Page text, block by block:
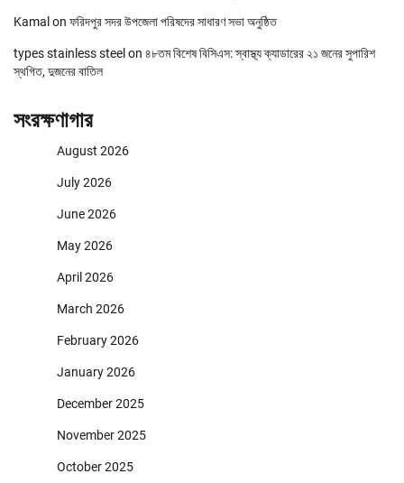
Kamal on ফরিদপুর সদর উপজেলা পরিষদের সাধারণ সভা অনুষ্ঠিত
types stainless steel on ৪৮তম বিশেষ বিসিএস: স্বাস্থ্য ক্যাডারের ২১ জনের সুপারিশ
স্থগিত, দুজনের বাতিল
সংরক্ষণাগার
August 2026
July 2026
June 2026
May 2026
April 2026
March 2026
February 2026
January 2026
December 2025
November 2025
October 2025